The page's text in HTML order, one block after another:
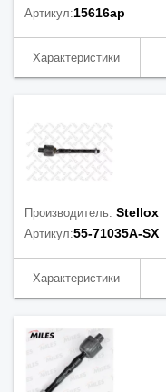
Артикул:15616ap
Характеристики
Производитель: Stellox
Артикул:55-71035A-SX
Характеристики